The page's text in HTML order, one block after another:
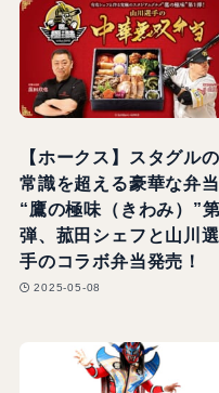
【ホークス】スタグルの
常識を超える豪華な弁当
“鷹の極味（きわみ）”
弾、菰田シェフと山川選
手のコラボ弁当発売！
2025-05-08